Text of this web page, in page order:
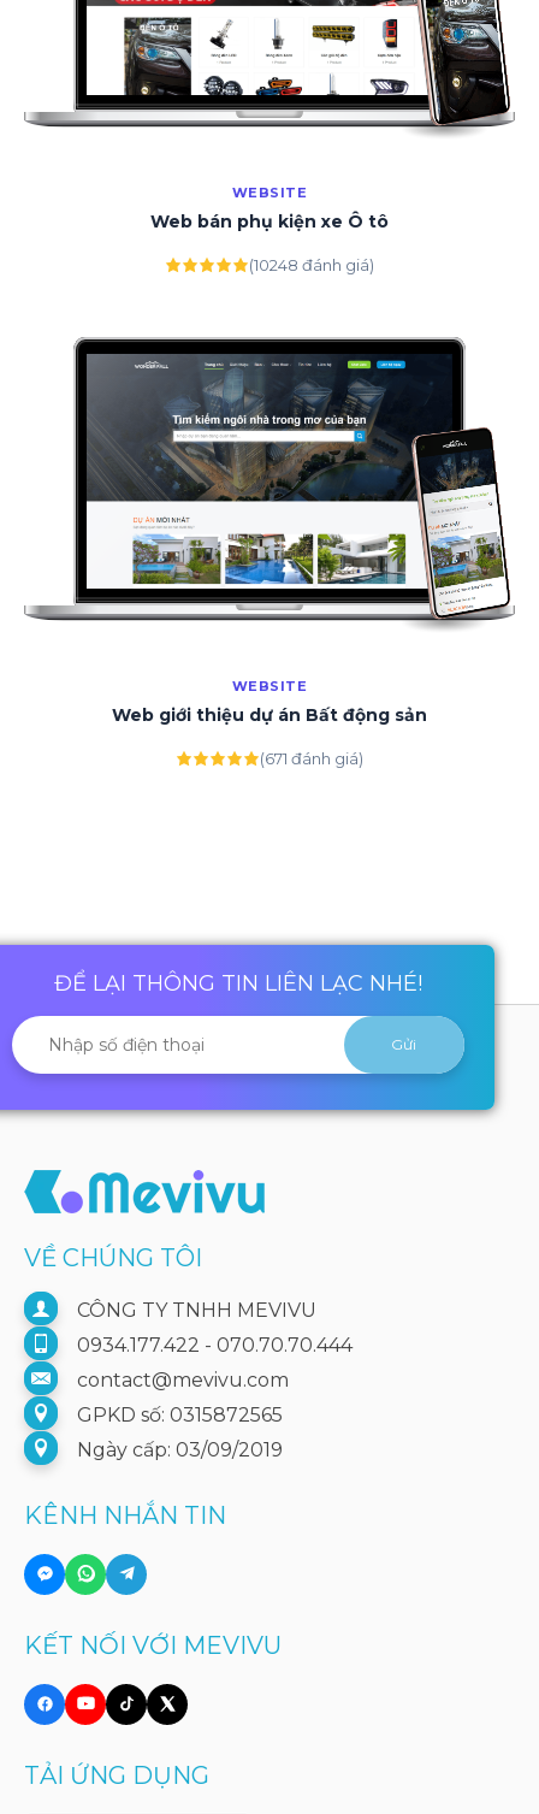
WEBSITE
Web bán phụ kiện xe Ô tô
(10248 đánh giá)
WEBSITE
Web giới thiệu dự án Bất động sản
(671 đánh giá)
ĐỂ LẠI THÔNG TIN LIÊN LẠC NHÉ!
VỀ CHÚNG TÔI
CÔNG TY TNHH MEVIVU
0934.177.422 - 070.70.70.444
contact@mevivu.com
GPKD số: 0315872565
Ngày cấp: 03/09/2019
KÊNH NHẮN TIN
KẾT NỐI VỚI MEVIVU
TẢI ỨNG DỤNG